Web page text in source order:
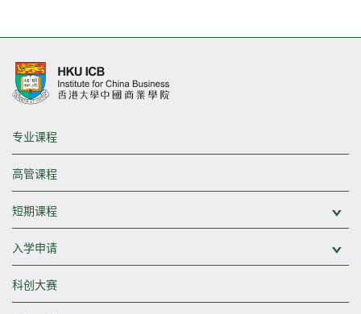
专业课程
高管课程
短期课程
入学申请
科创大赛